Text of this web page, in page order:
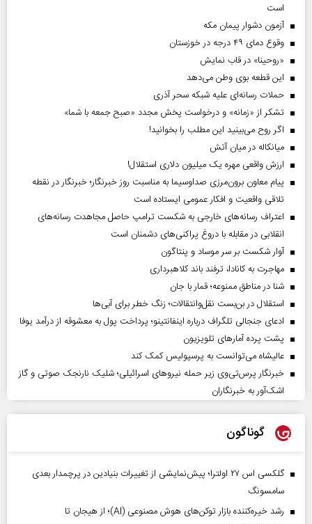
است
آزمون دشوار پیمان مکه
وقوع دمای ۴۹ درجه در خوزستان
«روحینا» در قاب نمایش
این قطعه بوی وطن می‌دهد
حملات رسانه‌ای علیه شبکه سحر آذری
تشکر از «زمانه» و درخواست پخش مجدد «صبح جمعه با شما»
اگر روح می‌بینید این مطلب را بخوانید!
میانکاله در میان آتش
ارزش واقعی مهره یک میلیون دلاری استقلال!
پیام معاون برون‌مرزی صداوسیما به مناسبت روز خبرنگار؛ خبرنگار در نقطه
تلاقی واقعیت و افکار عمومی ایستاده است
اعتراف رسانه‌های خارجی به شکست ترامپ حاصل مجاهدت رسانه‌های
انقلابی در مقابله با دروغ پراکنی‌های دشمنان است
آوار شکست بر سر موساد و پنتاگون
مهاجرت به کانادا، ترفند باند کلاهبرداری
شنا در مناطق ممنوعه؛ قمار با جان
استقلال در بن‌بست نقل‌وانتقالات؛ زنگ خطر برای آبی‌ها
ادعای جنجالی تلگراف درباره اینفانتینو؛ پرداخت پول به معشوقه از درآمد یوفا
پشت پرده آمارهای تلویزیون
عالیشاه می‌توانست به پرسپولیس کمک کند
خبرنگار پرس‌تی‌وی زیر حمله نیروهای اسرائیلی؛ شلیک نارنجک صوتی و گاز
اشک‌آور به خبرنگاران
گوناگون
گلکسی اس ۲۷ اولترا؛ پیش‌نمایشی از تغییرات بنیادین در پرچمدار بعدی
سامسونگ
رشد خیره‌کننده بازار توکن‌های هوش مصنوعی (AI)؛ از هیجان تا